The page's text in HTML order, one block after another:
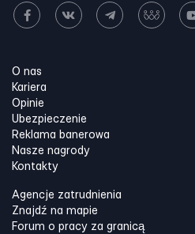
O nas
Kariera
Opinie
Ubezpieczenie
Reklama banerowa
Nasze nagrody
Kontakty
Agencje zatrudnienia
Znajdź na mapie
Forum o pracy za granicą